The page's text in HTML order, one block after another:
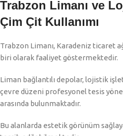
Trabzon Limanı ve
Çim Çit Kullanımı
Trabzon Limanı, Karadeniz ticaret
biri olarak faaliyet göstermektedir.
Liman bağlantılı depolar, lojistik
çevre düzeni profesyonel tesis
arasında bulunmaktadır.
Bu alanlarda estetik görünüm